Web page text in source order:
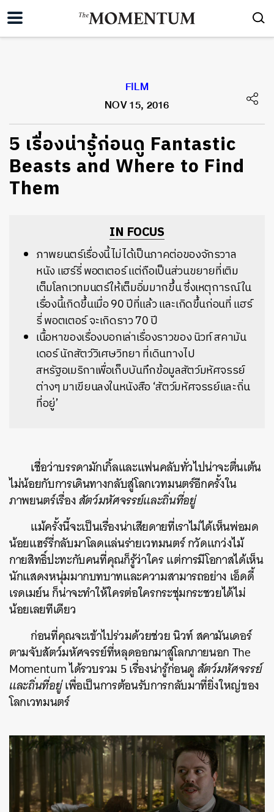
FILM
NOV 15, 2016
5 เรื่องน่ารู้ก่อนดู Fantastic
Beasts and Where to Find
Them
IN FOCUS
ภาพยนตร์เรื่องนี้ไม่ได้เป็นภาคต่อของจักรวาล
หนัง แฮร์รี่ พอตเตอร์ แต่ถือเป็นส่วนขยายที่เติม
เต็มโลกเวทมนตร์ให้เต็มอิ่มมากขึ้น ซึ่งเหตุการณ์ใน
เรื่องนี้เกิดขึ้นเมื่อ 90 ปีที่แล้ว และเกิดขึ้นก่อนที่ แฮร์
รี่ พอตเตอร์ จะเกิดราว 70 ปี
เนื้อหาของเรื่องบอกเล่าเรื่องราวของ นิวท์ สคามัน
เดอร์ นักสัตว์วิเศษวิทยา ที่เดินทางไป
สหรัฐอเมริกาเพื่อเก็บบันทึกข้อมูลสัตว์มหัศจรรย์
ต่างๆ มาเขียนลงในหนังสือ ‘สัตว์มหัศจรรย์และถิ่น
ที่อยู่’
เชื่อว่าบรรดามักเกิ้ลและแฟนคลับทั่วไปน่าจะตื่นเต้น
ไม่น้อยกับการเดินทางกลับสู่โลกเวทมนตร์อีกครั้งใน
ภาพยนตร์เรื่องสัตว์มหัศจรรย์และถิ่นที่อยู่
แม้ครั้งนี้จะเป็นเรื่องน่าเสียดายที่เราไม่ได้เห็นพ่อมด
น้อยแฮร์รี่กลับมาโลดแล่นร่ายเวทมนตร์ กวัดแกว่งไม้
กายสิทธิ์ปะทะกับคนที่คุณก็รู้ว่าใคร แต่การมีโอกาสได้เห็น
นักแสดงหนุ่มมากบทบาทและความสามารถอย่าง เอ็ดดี้
เรดเมย์น ก็น่าจะทำให้ใครต่อใครกระชุ่มกระชวยได้ไม่
น้อยเลยทีเดียว
ก่อนที่คุณจะเข้าไปร่วมด้วยช่วย นิวท์ สคามันเดอร์
ตามจับสัตว์มหัศจรรย์ที่หลุดออกมาสู่โลกภายนอก The
Momentum ได้รวบรวม 5 เรื่องน่ารู้ก่อนดูสัตว์มหัศจรรย์
และถิ่นที่อยู่เพื่อเป็นการต้อนรับการกลับมาที่ยิ่งใหญ่ของ
โลกเวทมนตร์